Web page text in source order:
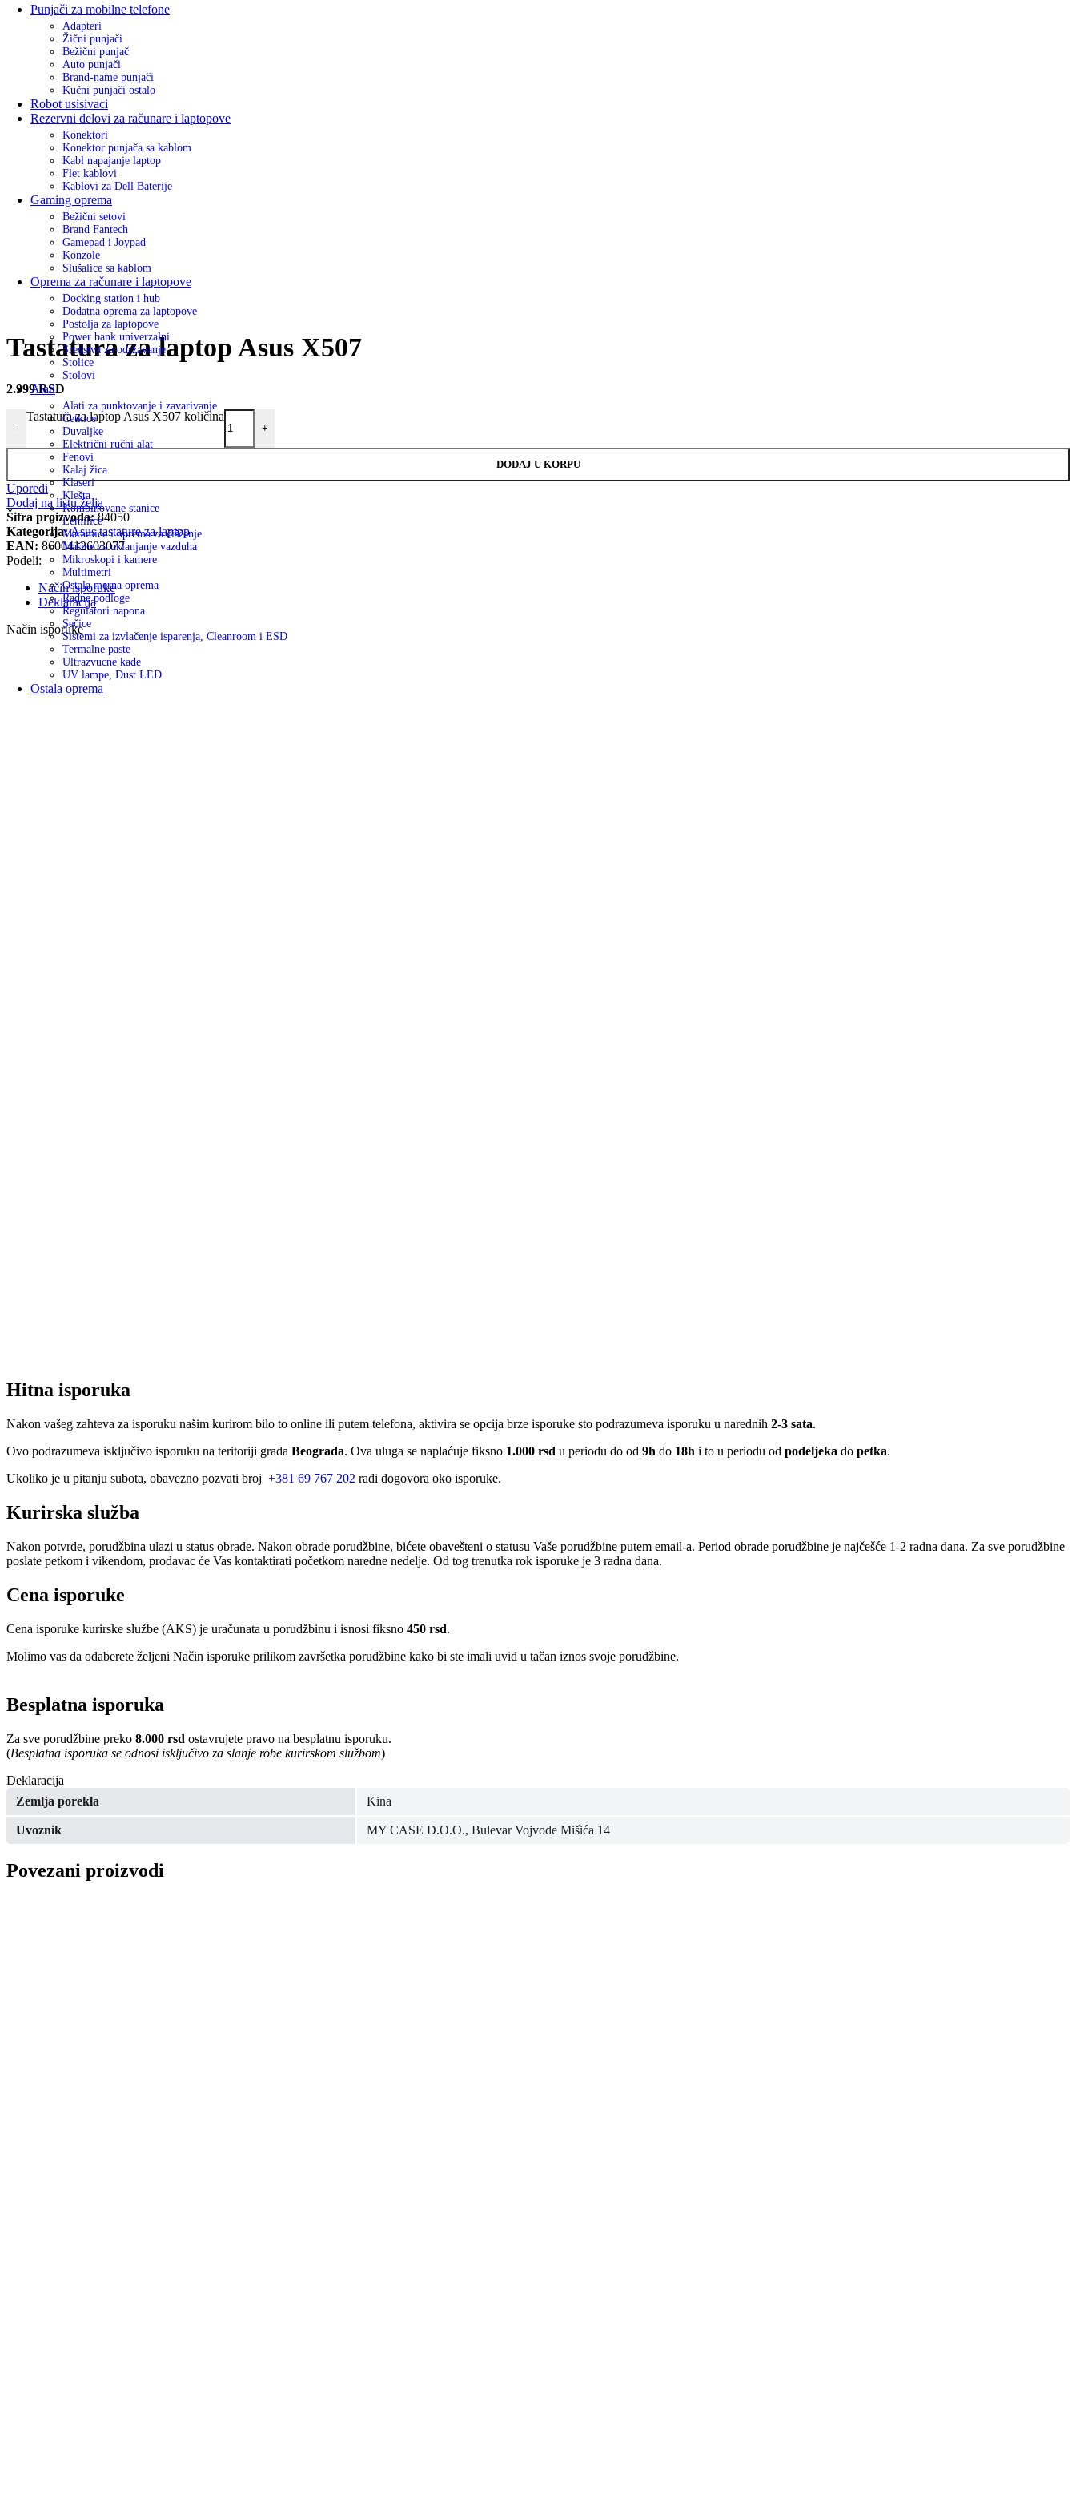
Punjači za mobilne telefone
Adapteri
Žični punjači
Bežični punjač
Auto punjači
Brand-name punjači
Kućni punjači ostalo
Robot usisivaci
Rezervni delovi za računare i laptopove
Konektori
Konektor punjača sa kablom
Kabl napajanje laptop
Flet kablovi
Kablovi za Dell Baterije
Gaming oprema
Bežični setovi
Brand Fantech
Gamepad i Joypad
Konzole
Slušalice sa kablom
Oprema za računare i laptopove
Docking station i hub
Dodatna oprema za laptopove
Postolja za laptopove
Power bank univerzalni
Sredstva za održavanje
Stolice
Stolovi
Alati
Alati za punktovanje i zavarivanje
Četkice
Duvaljke
Električni ručni alat
Fenovi
Kalaj žica
Klaseri
Klešta
Kombinovane stanice
Lemilice
Maramice i oprema za čiščenje
Mašine za uklanjanje vazduha
Mikroskopi i kamere
Multimetri
Ostala merna oprema
Radne podloge
Regulatori napona
Sečice
Sistemi za izvlačenje isparenja, Cleanroom i ESD
Termalne paste
Ultrazvucne kade
UV lampe, Dust LED
Ostala oprema
Tastatura za laptop Asus X507
2.999RSD
-
Tastatura za laptop Asus X507 količina
+
DODAJ U KORPU
Uporedi
Dodaj na listu želja
Šifra proizvoda:84050
Kategorija:Asus tastature za laptop
EAN: 8600412603077
Podeli:
Način isporuke
Deklaracija
Način isporuke
Hitna isporuka
Nakon vašeg zahteva za isporuku našim kurirom bilo to online ili putem telefona, aktivira se opcija brze isporuke sto podrazumeva isporuku u narednih 2-3 sata.
Ovo podrazumeva isključivo isporuku na teritoriji grada Beograda. Ova uluga se naplaćuje fiksno 1.000 rsd u periodu do od 9h do 18h i to u periodu od podeljeka do petka.
Ukoliko je u pitanju subota, obavezno pozvati broj +381 69 767 202 radi dogovora oko isporuke.
Kurirska služba
Nakon potvrde, porudžbina ulazi u status obrade. Nakon obrade porudžbine, bićete obavešteni o statusu Vaše porudžbine putem email-a. Period obrade porudžbine je najčešće 1-2 radna dana. Za sve porudžbine
poslate petkom i vikendom, prodavac će Vas kontaktirati početkom naredne nedelje. Od tog trenutka rok isporuke je 3 radna dana.
Cena isporuke
Cena isporuke kurirske službe (AKS) je uračunata u porudžbinu i isnosi fiksno 450 rsd.
Molimo vas da odaberete željeni Način isporuke prilikom završetka porudžbine kako bi ste imali uvid u tačan iznos svoje porudžbine.
Besplatna isporuka
Za sve porudžbine preko 8.000 rsd ostavrujete pravo na besplatnu isporuku.
(Besplatna isporuka se odnosi isključivo za slanje robe kurirskom službom)
Deklaracija
Zemlja porekla
Kina
Uvoznik MY CASE D.O.O., Bulevar Vojvode Mišića 14
Povezani proizvodi